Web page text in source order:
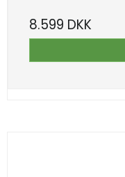
8.599 DKK